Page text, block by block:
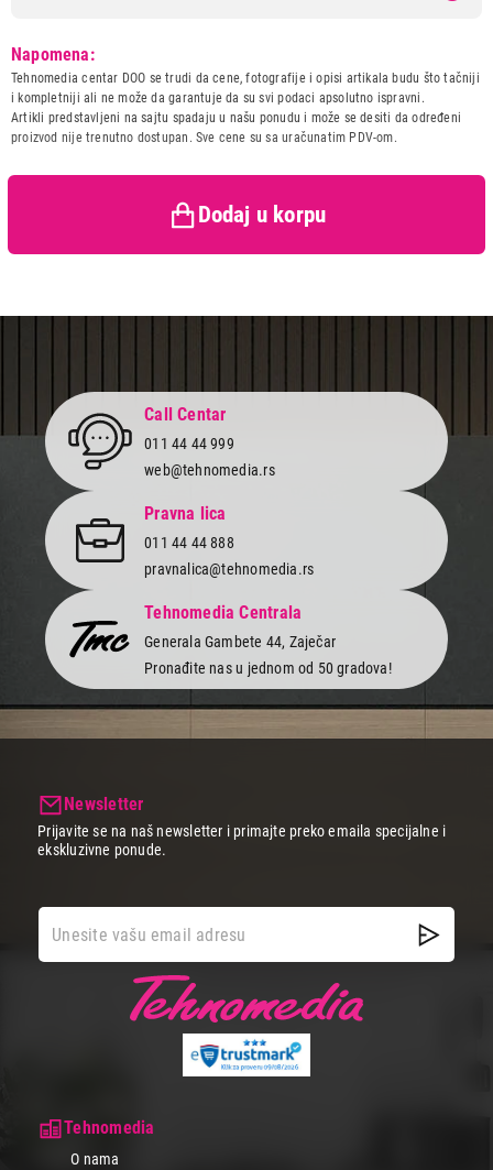
Naziv i vrsta robe:
MIKSER
Uvoznik:
Tehnomedia centar doo
Zemlja porekla:
Kina
kupaca po osnovu zakona o
Napomena:
Tehnomedia centar DOO se trudi da cene, fotografije i opisi artikala budu što tačniji
i kompletniji ali ne može da garantuje da su svi podaci apsolutno ispravni.
Artikli predstavljeni na sajtu spadaju u našu ponudu i može se desiti da određeni
proizvod nije trenutno dostupan. Sve cene su sa uračunatim PDV-om.
Dodaj u korpu
6.999,00
MIKSERI
ELECTROLUX ESM4B
Proizvod je dodat u korpu.
Ukupno u korpi: 0,00
Završi kupovinu
Call Centar
011 44 44 999
web@tehnomedia.rs
Pravna lica
011 44 44 888
pravnalica@tehnomedia.rs
Tehnomedia Centrala
Generala Gambete 44, Zaječar
Pronađite nas u jednom od 50 gradova!
Tehnomedia
O nama
Newsletter
Prijavite se na naš newsletter i primajte preko emaila specijalne i
ekskluzivne ponude.